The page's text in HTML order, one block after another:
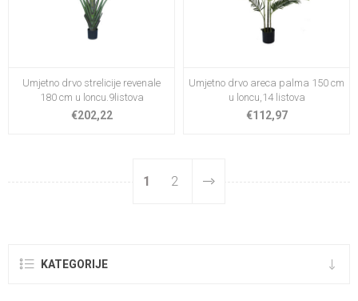
Umjetno drvo strelicije revenale
180 cm u loncu.9listova
€202,22
Umjetno drvo areca palma 150 cm
u loncu,14 listova
€112,97
1 2
KATEGORIJE